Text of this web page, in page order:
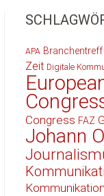
APA Branchentreff
Zeit Digitale
Congress FAZ
Johann